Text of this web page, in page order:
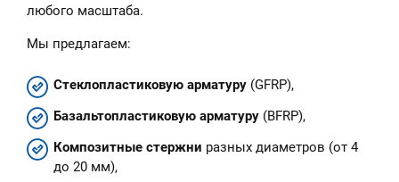
любого масштаба.
Мы предлагаем:
Стеклопластиковую арматуру (GFRP),
Базальтопластиковую арматуру (BFRP),
Композитные стержни разных диаметров (от 4
до 20 мм),